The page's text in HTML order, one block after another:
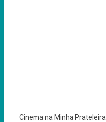
Cinema na Minha Prateleira